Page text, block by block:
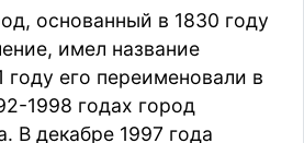
основанный в 1830 году
имел название
году его переименовали в
1998 годах город
В декабре 1997 года